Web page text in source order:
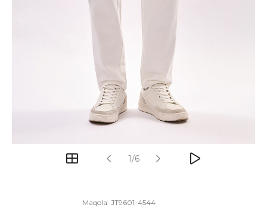
1/6
Maqola: JT9601-4544